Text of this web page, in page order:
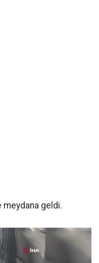
meydana geldi.